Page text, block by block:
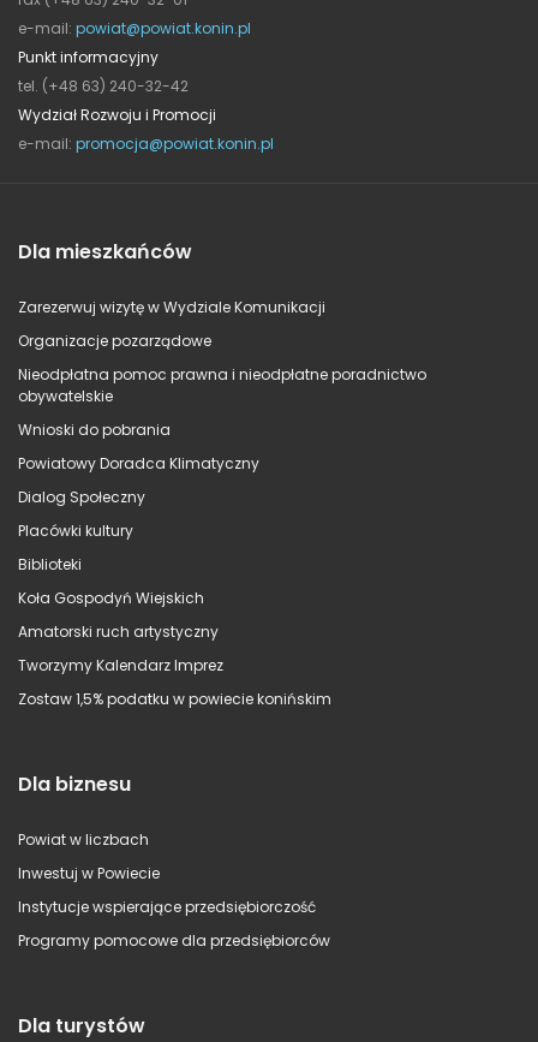
e-mail: powiat@powiat.konin.pl
Punkt informacyjny
tel. (+48 63) 240-32-42
Wydział Rozwoju i Promocji
e-mail: promocja@powiat.konin.pl
Dla mieszkańców
Zarezerwuj wizytę w Wydziale Komunikacji
Organizacje pozarządowe
Nieodpłatna pomoc prawna i nieodpłatne poradnictwo
obywatelskie
Wnioski do pobrania
Powiatowy Doradca Klimatyczny
Dialog Społeczny
Placówki kultury
Biblioteki
Koła Gospodyń Wiejskich
Amatorski ruch artystyczny
Tworzymy Kalendarz Imprez
Zostaw 1,5% podatku w powiecie konińskim
Dla biznesu
Powiat w liczbach
Inwestuj w Powiecie
Instytucje wspierające przedsiębiorczość
Programy pomocowe dla przedsiębiorców
Dla turystów